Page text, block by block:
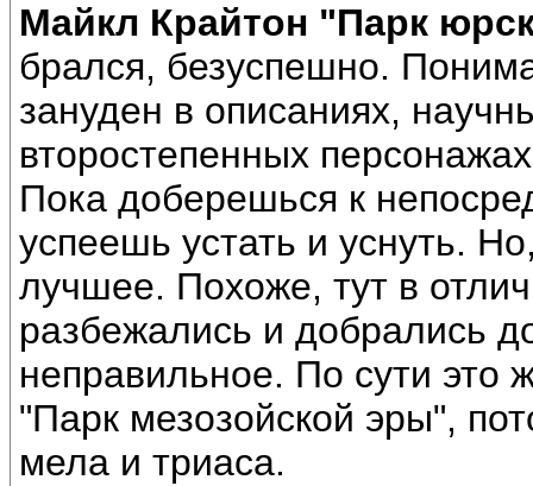
Майкл Крайтон "Парк
брался, безуспешно.
зануден в описаниях,
второстепенных
Пока доберешься к
успеешь устать и уснуть.
лучшее. Похоже, тут в
разбежались и добрались
неправильное. По сути это
"Парк мезозойской эры",
мела и триаса.